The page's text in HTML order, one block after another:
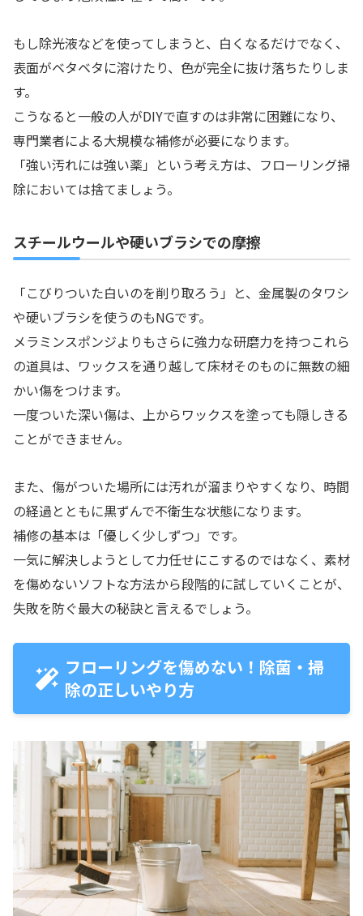
もし除光液などを使ってしまうと、白くなるだけでなく、
表面がベタベタに溶けたり、色が完全に抜け落ちたりしま
す。
こうなると一般の人がDIYで直すのは非常に困難になり、
専門業者による大規模な補修が必要になります。
「強い汚れには強い薬」という考え方は、フローリング掃
除においては捨てましょう。
スチールウールや硬いブラシでの摩擦
「こびりついた白いのを削り取ろう」と、金属製のタワシ
や硬いブラシを使うのもNGです。
メラミンスポンジよりもさらに強力な研磨力を持つこれら
の道具は、ワックスを通り越して床材そのものに無数の細
かい傷をつけます。
一度ついた深い傷は、上からワックスを塗っても隠しきる
ことができません。
また、傷がついた場所には汚れが溜まりやすくなり、時間
の経過とともに黒ずんで不衛生な状態になります。
補修の基本は「優しく少しずつ」です。
一気に解決しようとして力任せにこするのではなく、素材
を傷めないソフトな方法から段階的に試していくことが、
失敗を防ぐ最大の秘訣と言えるでしょう。
フローリングを傷めない！除菌・掃
除の正しいやり方